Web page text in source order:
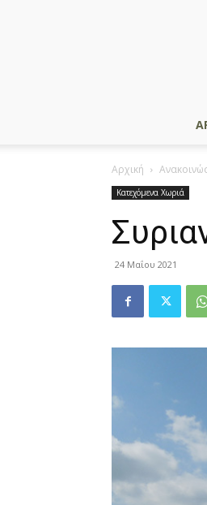
Αρχική
Κατεχόμενα Χωριά
24 Μαΐου 2021